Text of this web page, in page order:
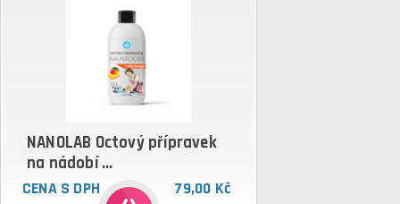
NANOLAB Octový přípravek
na nádobí ...
CENA S DPH 79,00 Kč